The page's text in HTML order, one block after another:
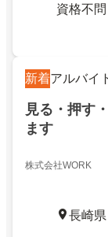
資格不問
新着アルバイ
見る・押す
ます
株式会社WORK
長崎